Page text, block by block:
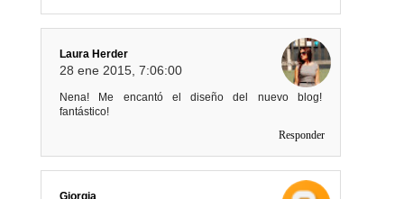
Laura Herder
28 ene 2015, 7:06:00
Nena! Me encantó el diseño del nuevo blog!
fantástico!
Responder
Giorgia